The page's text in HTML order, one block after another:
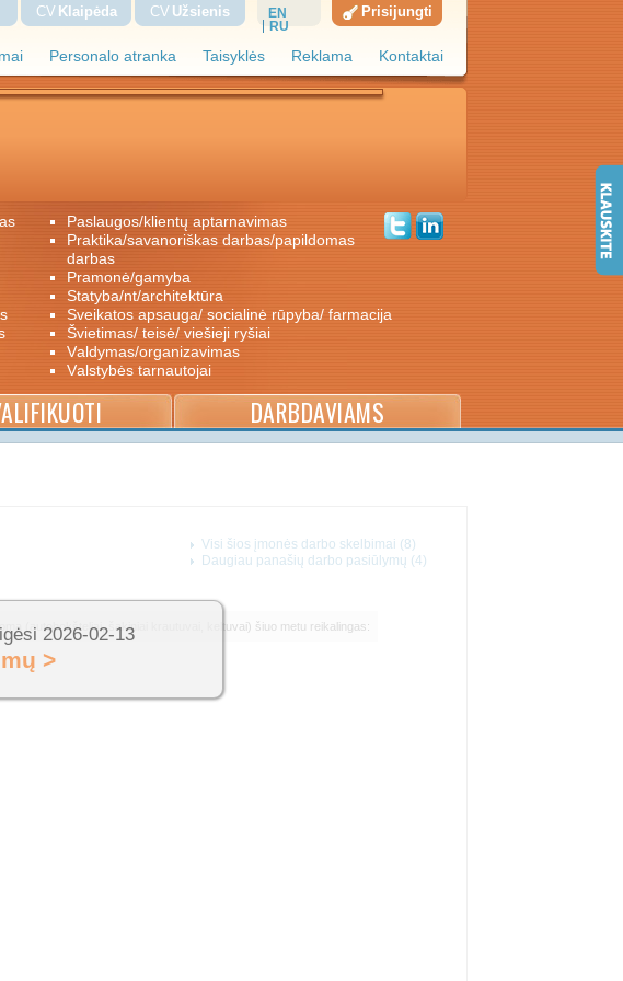
Personalo atranka Taisyklės Reklama Kontaktai
CV Klaipėda CV Užsienis
EN
RU
Prisijungti
paslaugos/klientų aptarnavimas
praktika/savanoriškas darbas/papildomas
darbas
pramonė/gamyba
statyba/nt/architektūra
sveikatos apsauga/ socialinė rūpyba/ farmacija
švietimas/ teisė/ viešieji ryšiai
valdymas/organizavimas
valstybės tarnautojai
DARBDAVIAMS
(autobokšteliai, šakiniai krautuvai, keltuvai) šiuo metu reikalingas:
Visi šios įmonės darbo skelbimai (8)
Daugiau panašių darbo pasiūlymų (4)
2026-02-13
>